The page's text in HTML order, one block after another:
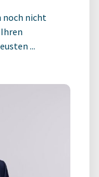
noch nicht
...